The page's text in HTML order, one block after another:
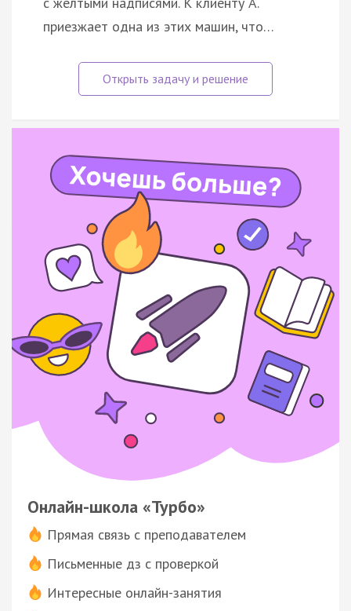
приезжает одна из этих машин, что…
Онлайн-школа «Турбо»
Прямая связь с преподавателем
Письменные дз с проверкой
Интересные онлайн-занятия